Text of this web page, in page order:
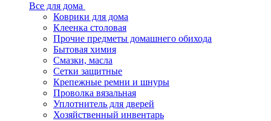
Все для дома
Коврики для дома
Клеенка столовая
Прочие предметы домашнего обихода
Бытовая химия
Смазки, масла
Сетки защитные
Крепежные ремни и шнуры
Проволка вязальная
Уплотнитель для дверей
Хозяйственный инвентарь